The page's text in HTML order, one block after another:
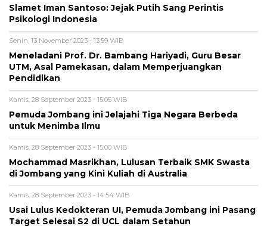
Slamet Iman Santoso: Jejak Putih Sang Perintis
Psikologi Indonesia
Senin, 13 November 2023 - 13:59 WIB
Meneladani Prof. Dr. Bambang Hariyadi, Guru Besar
UTM, Asal Pamekasan, dalam Memperjuangkan
Pendidikan
Kamis, 28 September 2023 - 15:05 WIB
Pemuda Jombang ini Jelajahi Tiga Negara Berbeda
untuk Menimba Ilmu
Kamis, 28 September 2023 - 15:00 WIB
Mochammad Masrikhan, Lulusan Terbaik SMK Swasta
di Jombang yang Kini Kuliah di Australia
Kamis, 28 September 2023 - 14:54 WIB
Usai Lulus Kedokteran UI, Pemuda Jombang ini Pasang
Target Selesai S2 di UCL dalam Setahun